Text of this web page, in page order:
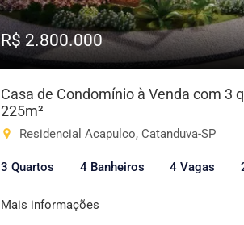
R$ 2.800.000
Casa de Condomínio à Venda com 3
225m²
Residencial Acapulco, Catanduva-SP
3 Quartos 4 Banheiros 4 Vagas
Mais informações